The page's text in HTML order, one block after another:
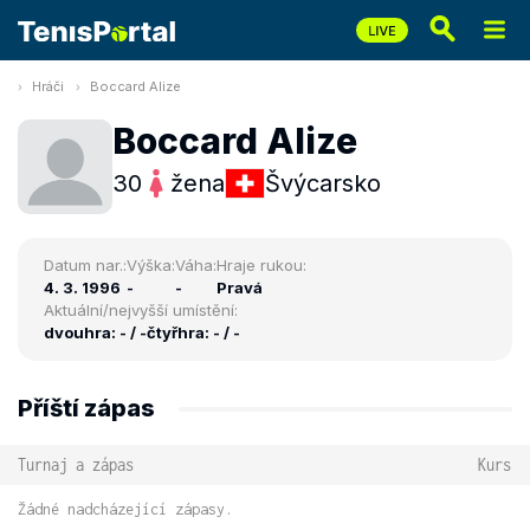
Hráči Boccard Alize
Boccard Alize
30 žena Švýcarsko
Datum nar.:
4. 3. 1996
Výška:
-
Váha:
-
Hraje rukou:
Pravá
Aktuální/nejvyšší umístění:
dvouhra: - / -čtyřhra: - / -
Příští zápas
Turnaj a zápas Kurs
Žádné nadcházející zápasy.